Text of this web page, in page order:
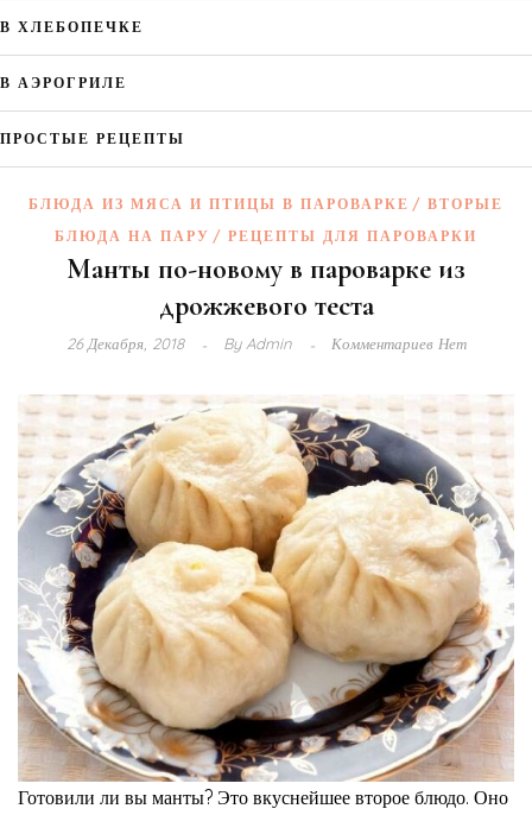
В ХЛЕБОПЕЧКЕ
В АЭРОГРИЛЕ
ПРОСТЫЕ РЕЦЕПТЫ
БЛЮДА ИЗ МЯСА И ПТИЦЫ В ПАРОВАРКЕ
ВТОРЫЕ
БЛЮДА НА ПАРУ
РЕЦЕПТЫ ДЛЯ ПАРОВАРКИ
Манты по-новому в пароварке из
дрожжевого теста
26 Декабря, 2018 ByAdmin Комментариев Нет
Готовили ли вы манты? Это вкуснейшее второе блюдо. Оно